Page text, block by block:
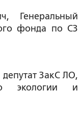
Генеральный
фонда по СЗ
ЗакС ЛО,
экологии и